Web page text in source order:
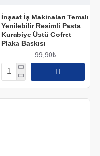
İnşaat İş Makinaları Temalı
Yenilebilir Resimli Pasta
Kurabiye Üstü Gofret
Plaka Baskısı
99,90₺